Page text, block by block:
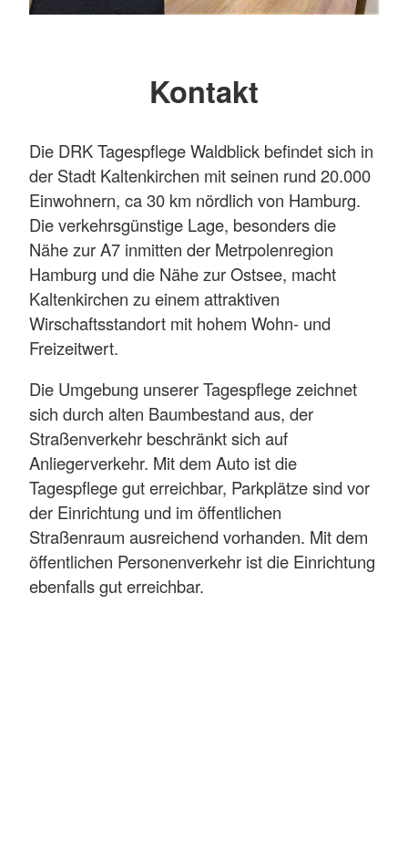
Kontakt
Die DRK Tagespflege Waldblick befindet sich in
der Stadt Kaltenkirchen mit seinen rund 20.000
Einwohnern, ca 30 km nördlich von Hamburg.
Die verkehrsgünstige Lage, besonders die
Nähe zur A7 inmitten der Metrpolenregion
Hamburg und die Nähe zur Ostsee, macht
Kaltenkirchen zu einem attraktiven
Wirschaftsstandort mit hohem Wohn- und
Freizeitwert.
Die Umgebung unserer Tagespflege zeichnet
sich durch alten Baumbestand aus, der
Straßenverkehr beschränkt sich auf
Anliegerverkehr. Mit dem Auto ist die
Tagespflege gut erreichbar, Parkplätze sind vor
der Einrichtung und im öffentlichen
Straßenraum ausreichend vorhanden. Mit dem
öffentlichen Personenverkehr ist die Einrichtung
ebenfalls gut erreichbar.